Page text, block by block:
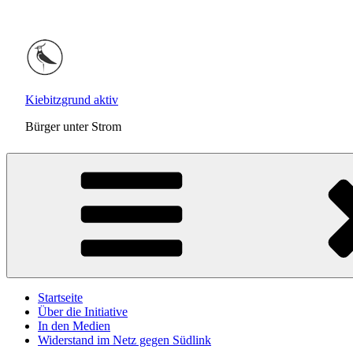
springen
Kiebitzgrund aktiv
Bürger unter Strom
Startseite
Über die Initiative
In den Medien
Widerstand im Netz gegen Südlink